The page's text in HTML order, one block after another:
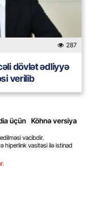
287
dövlət ədliyyə
verilib
üçün Köhnə versiya
vacibdir.
hiperlink vasitəsi ilə istinad